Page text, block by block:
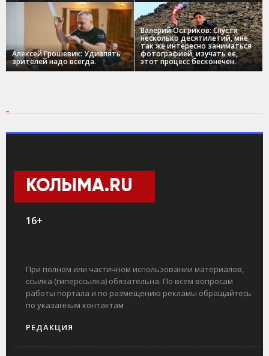
Алексей Грошевик: Удивлять
зрителей надо всегда.
Валерий Остриков: Спустя
несколько десятилетий, мне
так же интересно заниматься
фотографией, изучать ее,
этот процесс бесконечен.
КОЛЫМА.RU
16+
При полном или частичном использовании материалов,
ссылка (гиперссылка) обязательна. По всем вопросам
работы портала и по размещению рекламы обращайтесь
по указанным контактам
РЕДАКЦИЯ